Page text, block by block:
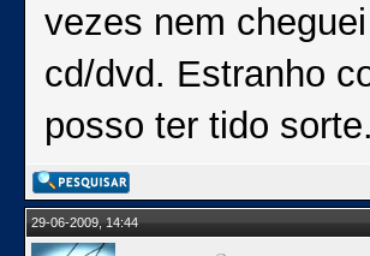
vezes nem
cd/dvd. Estranho
posso ter tido sorte.
29-06-2009, 14:44